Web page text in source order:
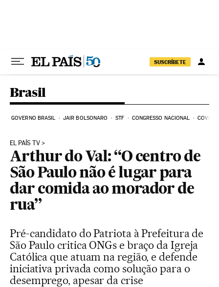
SUSCRÍBETE
Brasil
GOVERNO BRASIL JAIR BOLSONARO STF CONGRESSO NACIONAL COVID-
EL PAÍS TV
Arthur do Val: “O centro de
São Paulo não é lugar para
dar comida ao morador de
rua”
Pré-candidato do Patriota à Prefeitura de
São Paulo critica ONGs e braço da Igreja
Católica que atuam na região, e defende
iniciativa privada como solução para o
desemprego, apesar da crise